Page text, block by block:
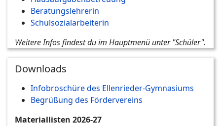
Beratungslehrerin
Schulsozialarbeiterin
Weitere Infos findest du im Hauptmenü unter "Schüler".
Downloads
Infobroschüre des Ellenrieder-Gymnasiums
Begrüßung des Fördervereins
Materiallisten 2026-27